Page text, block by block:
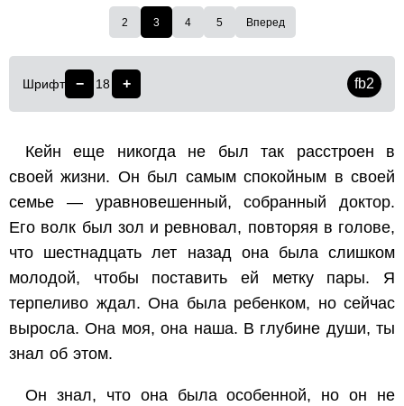
2 3 4 5 Вперед
Шрифт − 18 + fb2
Кейн еще никогда не был так расстроен в
своей жизни. Он был самым спокойным в своей
семье — уравновешенный, собранный доктор.
Его волк был зол и ревновал, повторяя в голове,
что шестнадцать лет назад она была слишком
молодой, чтобы поставить ей метку пары. Я
терпеливо ждал. Она была ребенком, но сейчас
выросла. Она моя, она наша. В глубине души, ты
знал об этом.
Он знал, что она была особенной, но он не